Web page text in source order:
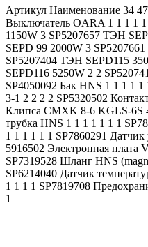
Артикул Наименование 34
Выключатель OARA 1 1 1 1
1150W 3 SP5207657 ТЭН
SEPD 99 2000W 3
SP5207404 ТЭН SEPD115
SEPD116 5250W 2 2
SP4050092 Бак HNS 1 1 1 1
3-1 2 2 2 2 SP5320502
Клипса CMXK 8-6 KGLS-6S
трубка HNS 1 1 1 1 1 1 1
1 1 1 1 1 1 SP7860291
5916502 Электронная плата
SP7319528 Шланг HNS
SP6214040 Датчик
1 1 1 1 SP7819708
1